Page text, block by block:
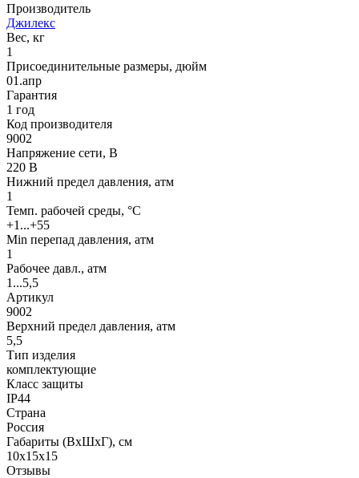
Производитель
Джилекс
Вес, кг
1
Присоединительные размеры, дюйм
01.апр
Гарантия
1 год
Код производителя
9002
Напряжение сети, В
220 В
Нижний предел давления, атм
1
Темп. рабочей среды, °С
+1...+55
Min перепад давления, атм
1
Рабочее давл., атм
1...5,5
Артикул
9002
Верхний предел давления, атм
5,5
Тип изделия
комплектующие
Класс защиты
IP44
Страна
Россия
Габариты (ВхШхГ), см
10х15х15
Отзывы